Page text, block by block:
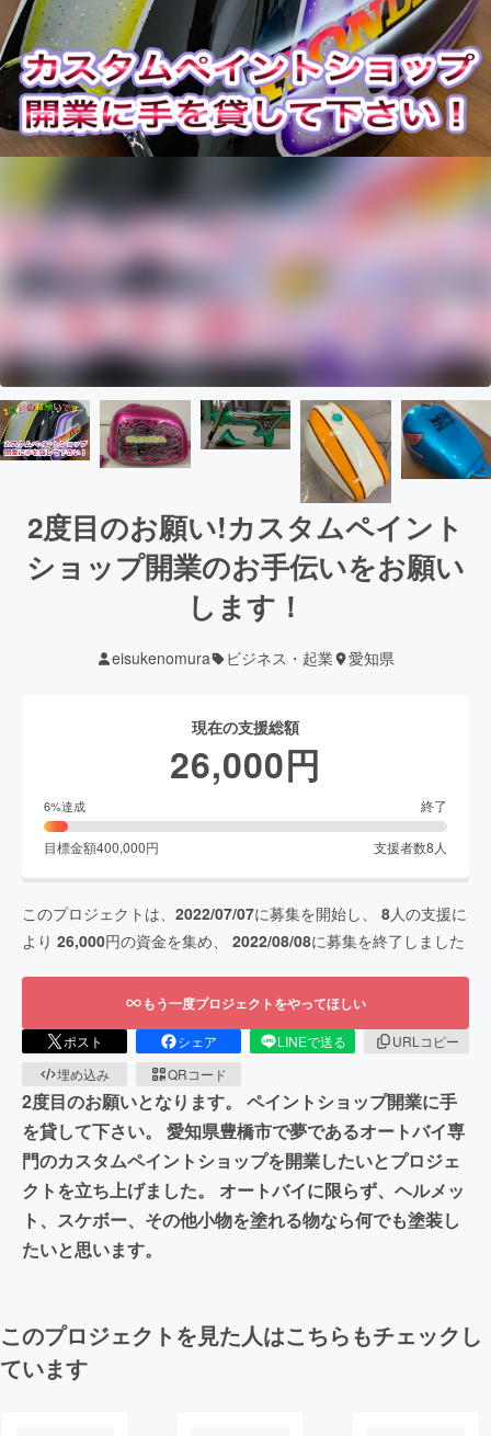
2度目のお願い!カスタムペイント
ショップ開業のお手伝いをお願い
します！
eisukenomura ビジネス・起業 愛知県
現在の支援総額
26,000円
6%達成 終了
目標金額400,000円 支援者数8 人
このプロジェクトは、 2022/07/07に募集を開始し、 8人の支援に
より 26,000円の資金を集め、 2022/08/08に募集を終了しました
もう一度プロジェクトをやってほしい
ポスト シェア LINEで送る
URLコピー
埋め込み
QRコード
2度目のお願いとなります。 ペイントショップ開業に手
を貸して下さい。 愛知県豊橋市で夢であるオートバイ専
門のカスタムペイントショップを開業したいとプロジェ
クトを立ち上げました。 オートバイに限らず、ヘルメッ
ト、スケボー、その他小物を塗れる物なら何でも塗装し
たいと思います。
このプロジェクトを見た人はこちらもチェックし
ています